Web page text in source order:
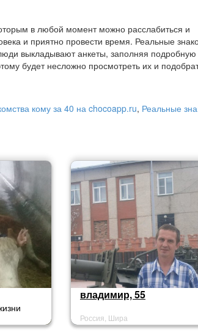
в любой момент можно расслабиться и
и приятно провести время. Реальные
выкладывают анкеты, заполняя подробную
будет несложно просмотреть их и
кому за 40 на chocoapp.ru, Реальные
владимир, 55
Россия, Шира